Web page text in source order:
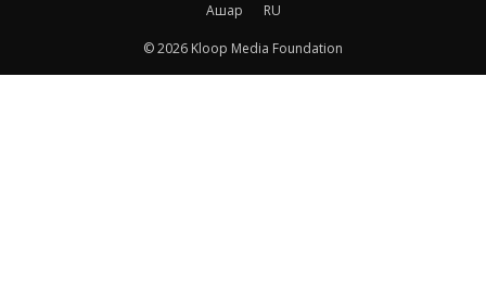
Ашар
RU
© 2026 Kloop Media Foundation